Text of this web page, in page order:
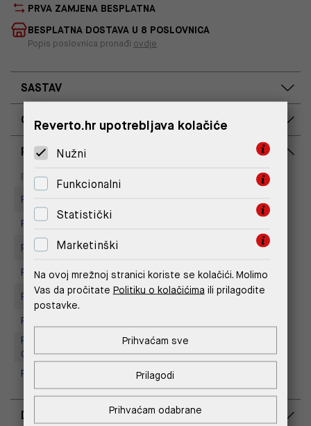
PRVA ZAMJENA BESPLATNA
BESPLATNA DOSTAVA U 8 POSLOVNICA
Popis poslovnica pronađi ovdje
SASTAV
OPIS PROIZVODA
RASPOLOŽIVOST PO POSLOVNICAMA
Poslovnica
Na upit
Replay store, Arena centar
Replay Store, Joker Centar
Replay Store, City Center One
Replay Store, Mall of Split
Replay store, Tower Centar
Replay Store, Supernova Zadar
Replay Outlet Store, Designer
Outlet Croatia
Replay Outlet Store, Split
DOSTAVA
Reverto.hr upotrebljava kolačiće
Nužni
Funkcionalni
Statistički
Marketinški
Na ovoj mrežnoj stranici koriste se kolačići. Molimo
Vas da pročitate Politiku o kolačićima ili prilagodite
postavke.
Prihvaćam odabrane
Prilagodi
Prihvaćam sve